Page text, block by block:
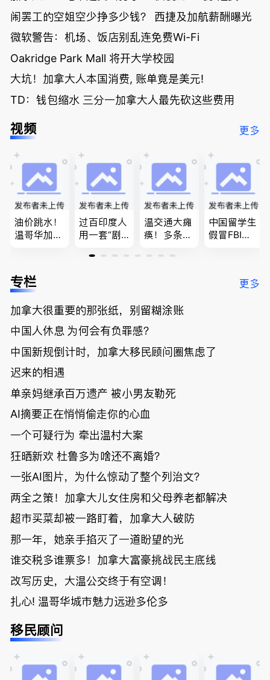
闹罢工的空姐空少挣多少钱？ 西捷及加航薪酬曝光
微软警告：机场、饭店别乱连免费Wi-Fi
Oakridge Park Mall 将开大学校园
大坑！加拿大人本国消费, 账单竟是美元!
TD：钱包缩水 三分一加拿大人最先砍这些费用
视频 更多
油价跳水！
温哥华加油
低；免费狂
送50万磅蔬
温“丑陋土
豆日”冲击
吉尼斯纪
录；惨！留
学生换汇被
骗光2万美
元，还被卷
入跨国刑案
账户遭封！
过百印度人
用一套“剧
官：太假
欠款多出$1
9万；突
发！无辜男
孩温哥华市
中心被刺身
温交通大瘫
痪！多条主
底；做顿饭
单；房市崩
国租赁市场
恐迎暴跌危
中国留学生
假冒FBI上
夫妻住进殡
专栏 更多
加拿大很重要的那张纸，别留糊涂账
中国人休息 为何会有负罪感？
中国新规倒计时，加拿大移民顾问圈焦虑了
迟来的相遇
单亲妈继承百万遗产 被小男友勒死
AI摘要正在悄悄偷走你的心血
一个可疑行为 牵出温村大案
狂晒新欢 杜鲁多为啥还不离婚？
一张AI图片，为什么惊动了整个列治文？
两全之策！加拿大儿女住房和父母养老都解决
超市买菜却被一路盯着，加拿大人破防
那一年，她亲手掐灭了一道盼望的光
谁交税多谁票多！加拿大富豪挑战民主底线
改写历史，大温公交终于有空调！
扎心! 温哥华城市魅力远逊多伦多
移民顾问